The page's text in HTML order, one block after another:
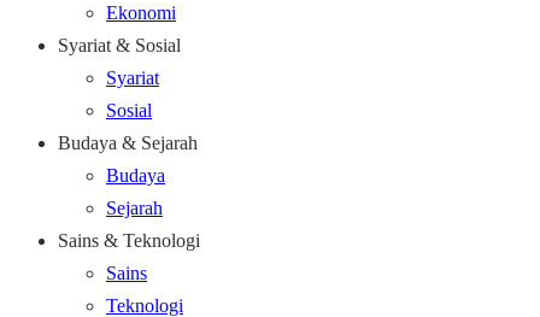
Ekonomi
Syariat & Sosial
Syariat
Sosial
Budaya & Sejarah
Budaya
Sejarah
Sains & Teknologi
Sains
Teknologi